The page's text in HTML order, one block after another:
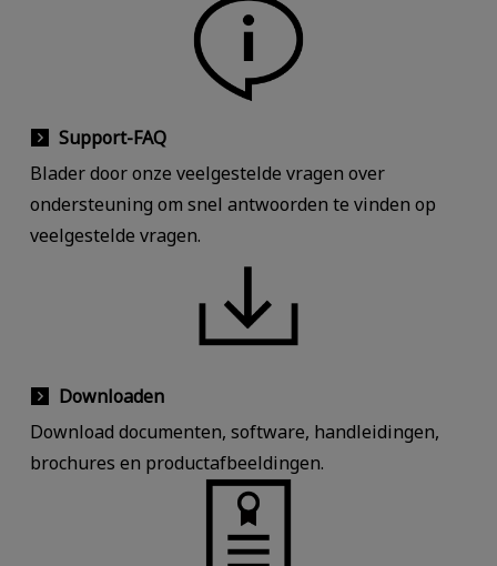
Support-FAQ
Blader door onze veelgestelde vragen over
ondersteuning om snel antwoorden te vinden op
veelgestelde vragen.
Downloaden
Download documenten, software, handleidingen,
brochures en productafbeeldingen.